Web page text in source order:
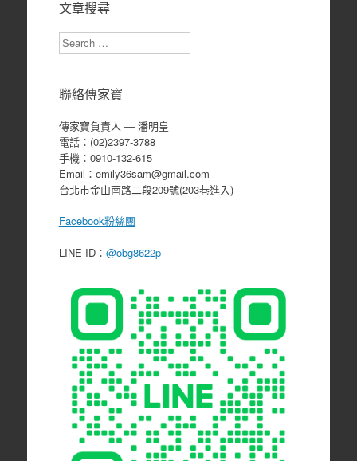
文章搜尋
Search
聯絡傳家寶
傳家寶負責人 ― 潘明皇
電話：(02)2397-3788
手機：0910-132-615
Email：emily36sam@gmail.com
台北市金山南路二段209號(203巷進入)
Facebook粉絲團
LINE ID： @obg8622p